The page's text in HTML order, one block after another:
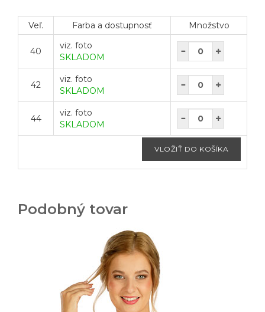
Veľ. Farba a dostupnosť Množstvo
40
viz. foto
SKLADOM
42
viz. foto
SKLADOM
44
viz. foto
SKLADOM
Podobný tovar